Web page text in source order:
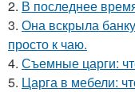
2. В последнее
3. Она вскрыла
просто к чаю.
4. Съемные царги:
5. Царга в мебели: